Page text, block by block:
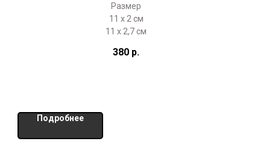
Размер
11 х 2 см
11 х 2,7 см
380 р.
Подробнее